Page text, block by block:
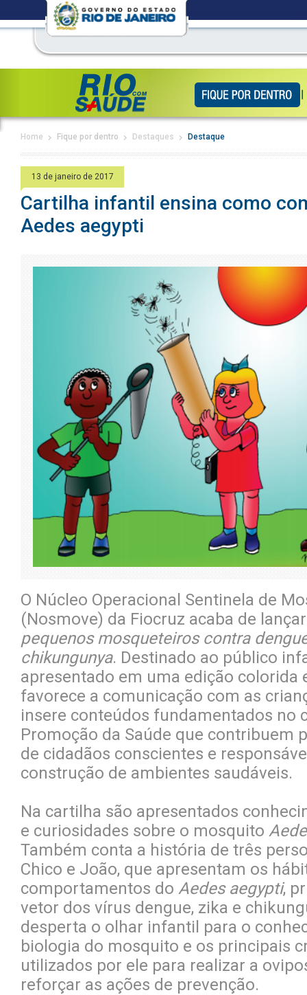
Home Fique por dentro Destaques Destaque
13 de janeiro de 2017
Cartilha infantil ensina como
Aedes aegypti
O Núcleo Operacional Sentinela de
(Nosmove) da Fiocruz acaba de
pequenos mosqueteiros contra
chikungunya. Destinado ao público
apresentado em uma edição colorida
favorece a comunicação com as
insere conteúdos fundamentados no
Promoção da Saúde que contribuem
de cidadãos conscientes e
construção de ambientes saudáveis.
Na cartilha são apresentados
e curiosidades sobre o mosquito
Também conta a história de três
Chico e João, que apresentam os
comportamentos do Aedes aegypti,
vetor dos vírus dengue, zika e
desperta o olhar infantil para o
biologia do mosquito e os principais
utilizados por ele para realizar a
reforçar as ações de prevenção.